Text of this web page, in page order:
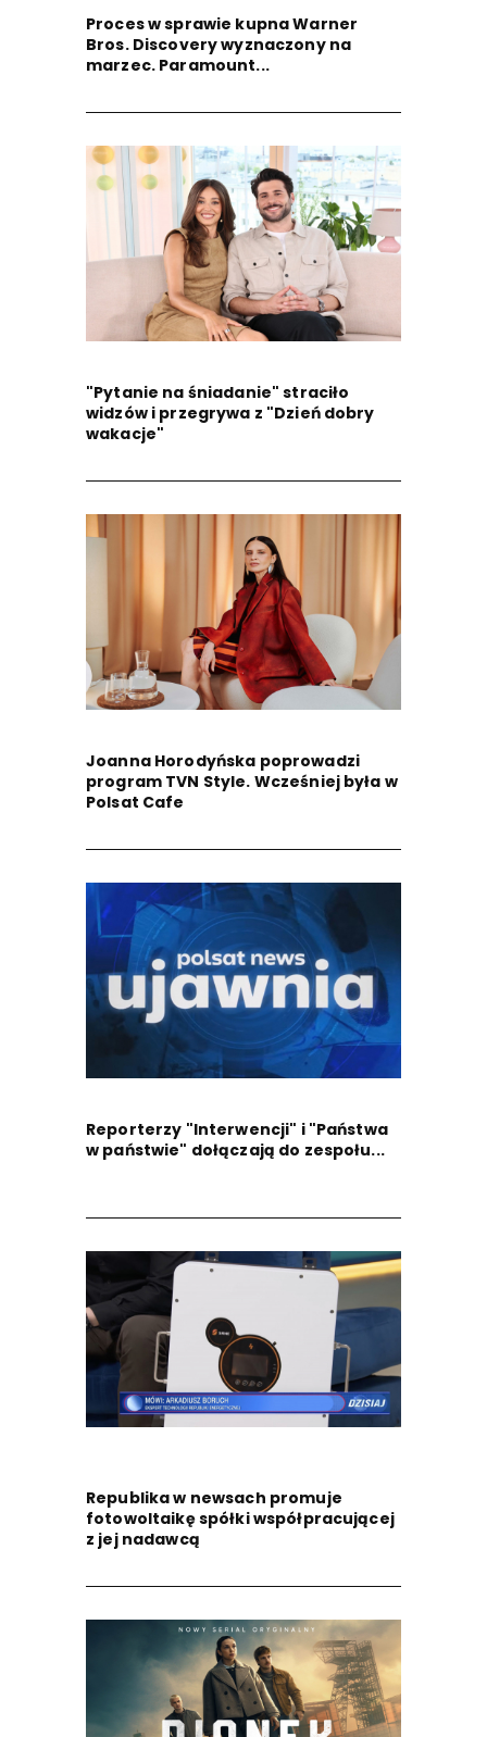
Proces w sprawie kupna Warner
Bros. Discovery wyznaczony na
marzec. Paramount...
"Pytanie na śniadanie" straciło
widzów i przegrywa z "Dzień dobry
wakacje"
Joanna Horodyńska poprowadzi
program TVN Style. Wcześniej była w
Polsat Cafe
Reporterzy "Interwencji" i "Państwa
w państwie" dołączają do zespołu...
Republika w newsach promuje
fotowoltaikę spółki współpracującej
z jej nadawcą